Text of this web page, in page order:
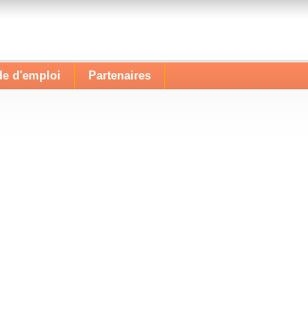
d'emploi Partenaires